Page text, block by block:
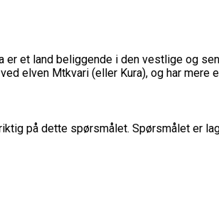
et land beliggende i den vestlige og
elven Mtkvari (eller Kura), og har mere
på dette spørsmålet. Spørsmålet er